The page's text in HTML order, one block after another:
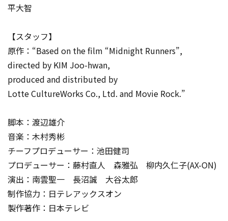
平大智
【スタッフ】
原作：“Based on the film “Midnight Runners”,
directed by KIM Joo-hwan,
produced and distributed by
Lotte CultureWorks Co., Ltd. and Movie Rock.”
脚本：渡辺雄介
音楽：木村秀彬
チーフプロデューサー：池田健司
プロデューサー：藤村直人 森雅弘 柳内久仁子(AX-ON)
演出：南雲聖一 長沼誠 大谷太郎
制作協力：日テレアックスオン
製作著作：日本テレビ